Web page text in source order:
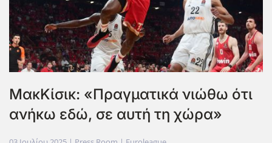
ΜακΚίσικ: «Πραγματικά νιώθω ότι
ανήκω εδώ, σε αυτή τη χώρα»